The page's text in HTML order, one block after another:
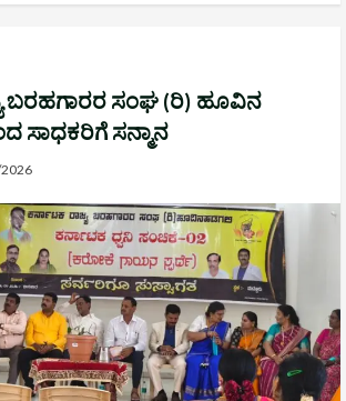
ಬರಹಗಾರರ ಸಂಘ (ರಿ) ಹೂವಿನ
ಸಾಧಕರಿಗೆ ಸನ್ಮಾನ